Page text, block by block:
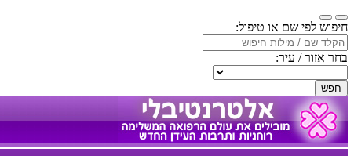
חיפוש לפי שם או טיפול:
בחר אזור / עיר:
חפש